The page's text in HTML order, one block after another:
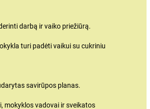
darbą ir vaiko priežiūrą.
turi padėti vaikui su cukriniu
savirūpos planas.
mokyklos vadovai ir sveikatos